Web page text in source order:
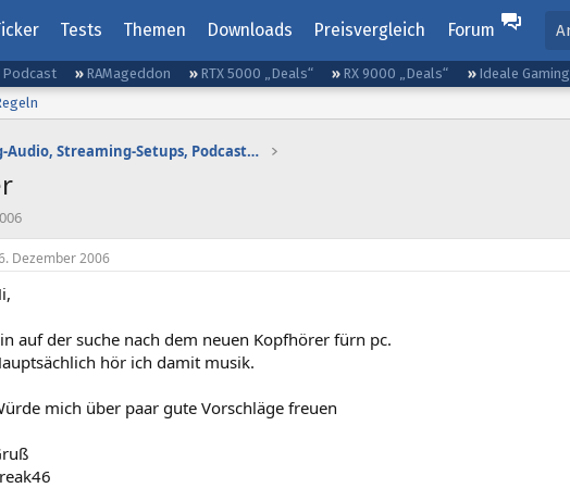
Tests Themen Downloads Preisvergleich Forum
Podcast RAMageddon RTX 5000 „Deals“ RX 9000 „Deals“
Ideale
Gaming-Audio, Streaming-Setups, Podcasting etc.
Dezember 2006
auf der suche nach dem neuen Kopfhörer fürn pc.
hör ich damit musik.
mich über paar gute Vorschläge freuen